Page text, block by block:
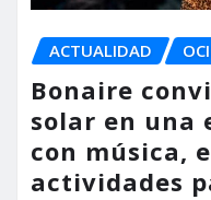
ACTUALIDAD
Bonaire
solar en una
con música,
actividades